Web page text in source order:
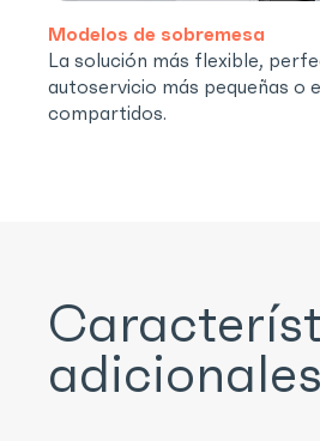
Modelos de sobremesa
La solución más flexible,
autoservicio más pequeñas o
compartidos.
adicionales